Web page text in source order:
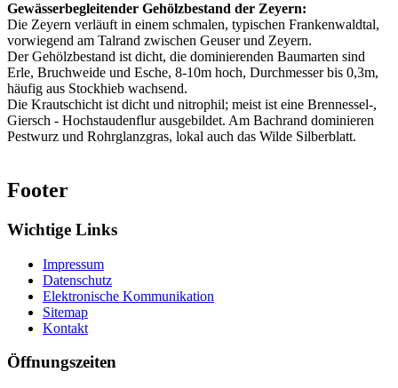
Gewässerbegleitender Gehölzbestand der Zeyern:
Die Zeyern verläuft in einem schmalen, typischen Frankenwaldtal,
vorwiegend am Talrand zwischen Geuser und Zeyern.
Der Gehölzbestand ist dicht, die dominierenden Baumarten sind
Erle, Bruchweide und Esche, 8-10m hoch, Durchmesser bis 0,3m,
häufig aus Stockhieb wachsend.
Die Krautschicht ist dicht und nitrophil; meist ist eine Brennessel-,
Giersch - Hochstaudenflur ausgebildet. Am Bachrand dominieren
Pestwurz und Rohrglanzgras, lokal auch das Wilde Silberblatt.
Footer
Wichtige Links
Impressum
Datenschutz
Elektronische Kommunikation
Sitemap
Kontakt
Öffnungszeiten